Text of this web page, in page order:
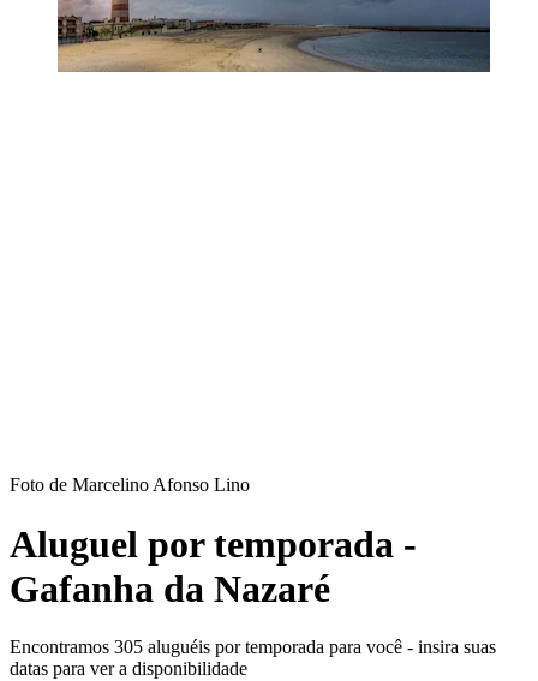
Foto de Marcelino Afonso Lino
Aluguel por temporada -
Gafanha da Nazaré
Encontramos 305 aluguéis por temporada para você - insira suas
datas para ver a disponibilidade